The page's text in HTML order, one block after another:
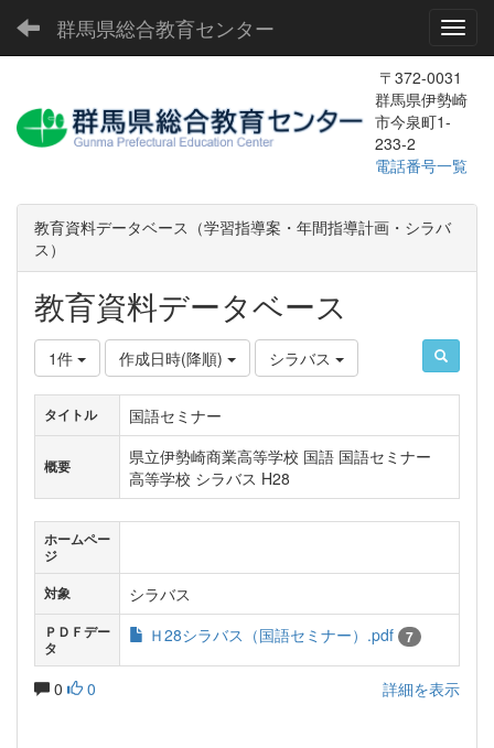
群馬県総合教育センター
〒372-0031
群馬県伊勢崎
市今泉町1-
233-2
電話番号一覧
教育資料データベース（学習指導案・年間指導計画・シラバ
ス）
教育資料データベース
1件 作成日時(降順) シラバス
タイトル 国語セミナー
概要
県立伊勢崎商業高等学校 国語 国語セミナー
高等学校 シラバス H28
ホームペー
ジ
対象
シラバス
ＰＤＦデー
タ
Ｈ28シラバス（国語セミナー）.pdf 7
0 0 詳細を表示